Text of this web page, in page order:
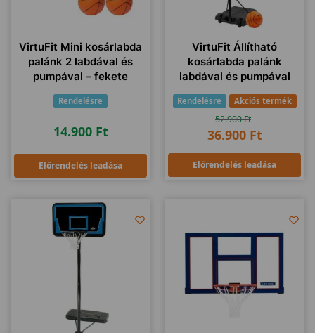
VirtuFit Mini kosárlabda
palánk 2 labdával és
pumpával – fekete
Rendelésre
14.900 Ft
Előrendelés leadása
VirtuFit Állítható
kosárlabda palánk
labdával és pumpával
Rendelésre Akciós termék
52.900Ft
36.900 Ft
Előrendelés leadása